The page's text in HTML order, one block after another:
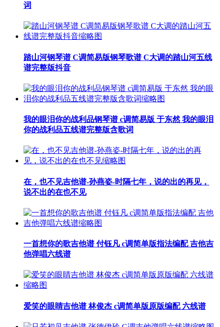
词
踏山河钢琴谱 C调简易版钢琴歌谱 C大调的踏山河五线
谱完整版抖音
我的眼泪你的战利品钢琴谱 c调简易版 于东然 我的眼泪
你的战利品五线谱完整版含歌词
在，也不见吉他谱-孙燕姿-时隔七年，说的出的再见，
说不出的在也不见
一首想你的歌吉他谱 付钰凡 c调简单版指法编配 吉他吉
他弹唱六线谱
爱笑的眼睛吉他谱 林俊杰 c调简单版原版编配 六线谱